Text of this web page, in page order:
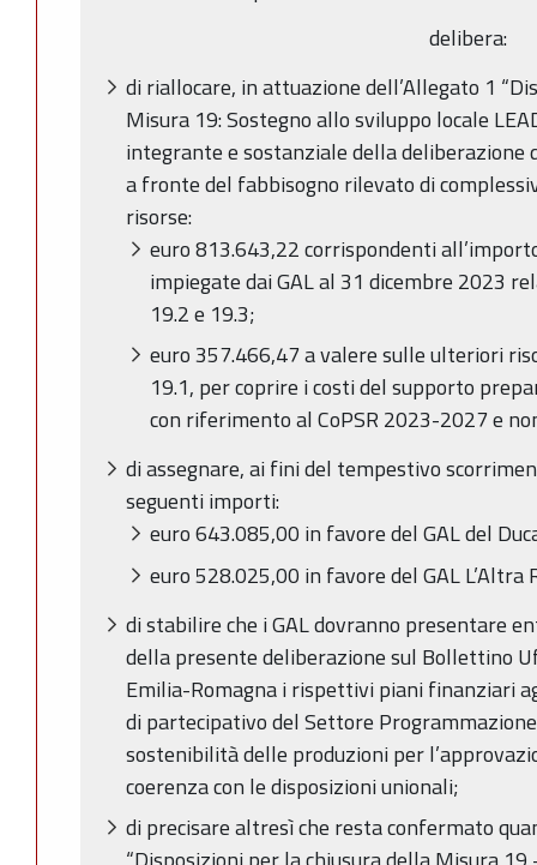
delibera:
di riallocare, in attuazione dell’Allegato 1
Misura 19: Sostegno allo sviluppo locale
integrante e sostanziale della deliberazione
a fronte del fabbisogno rilevato di
risorse:
euro 813.643,22 corrispondenti
impiegate dai GAL al 31 dicembre 2023
19.2 e 19.3;
euro 357.466,47 a valere sulle ulteriori
19.1, per coprire i costi del supporto
con riferimento al CoPSR 2023-2027 e
di assegnare, ai fini del tempestivo
seguenti importi:
euro 643.085,00 in favore del GAL del
euro 528.025,00 in favore del GAL L’Altra
di stabilire che i GAL dovranno presentare
della presente deliberazione sul Bollettino
Emilia-Romagna i rispettivi piani finanziari
di partecipativo del Settore
sostenibilità delle produzioni per
coerenza con le disposizioni unionali;
di precisare altresì che resta confermato